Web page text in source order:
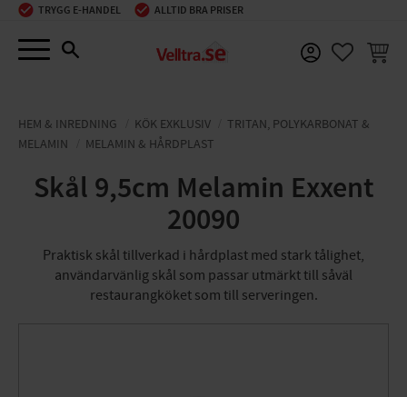
Meny
TRYGG E-HANDEL ALLTID BRA PRISER
HEM & INREDNING KÖK EXKLUSIV
TRITAN, POLYKARBONAT &
MELAMIN
MELAMIN & HÅRDPLAST
Skål 9,5cm Melamin Exxent
20090
Praktisk skål tillverkad i hårdplast med stark tålighet,
användarvänlig skål som passar utmärkt till såväl
restaurangköket som till serveringen.